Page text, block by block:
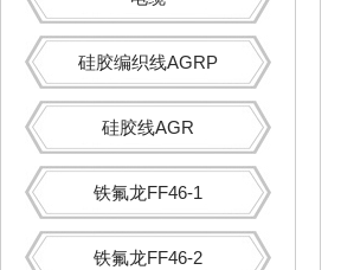
硅胶编织线AGRP
硅胶线AGR
铁氟龙FF46-1
铁氟龙FF46-2